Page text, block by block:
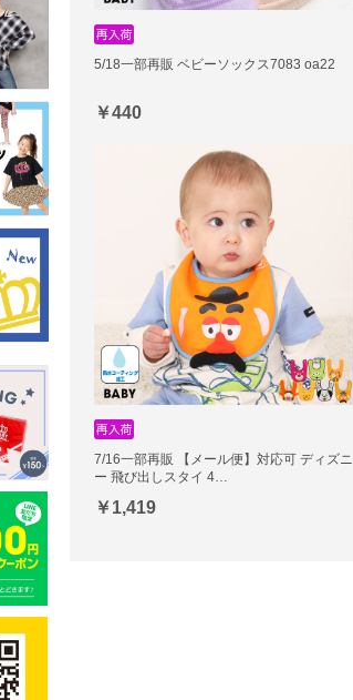
5/18一部再販 ベビーソックス7083 oa22
￥440
7/16一部再販 【メール便】対応可 ディズニ
ー 飛び出しスタイ 4…
￥1,419